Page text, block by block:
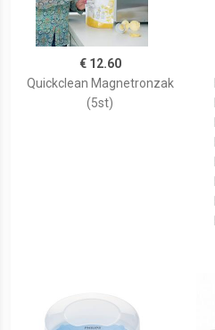
€ 12.60
Quickclean Magnetronzak
(5st)